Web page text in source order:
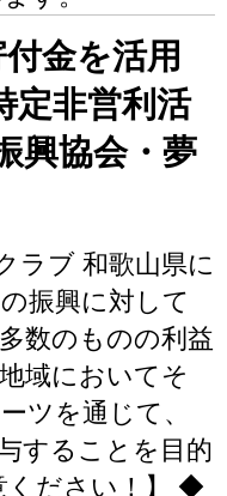
金を活用
定非営利活
興協会・夢
ラブ 和歌山県に
振興に対して
数のものの利益
域においてそ
ツを通じて、
することを目的
ください！】 ◆